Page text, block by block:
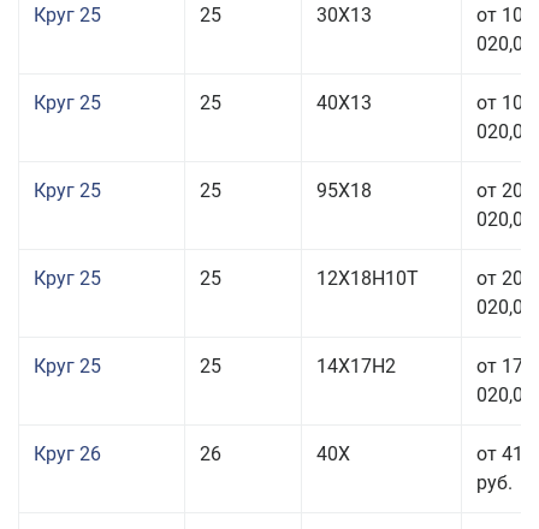
Круг 25 25 30Х13
от 103
020,00
Круг 25 25 40Х13
от 103
020,00
Круг 25 25 95Х18
от 208
020,00
Круг 25 25 12Х18Н10Т
от 208
020,00
Круг 25 25 14Х17Н2
от 179
020,00
Круг 26 26 40Х
от 41
руб.